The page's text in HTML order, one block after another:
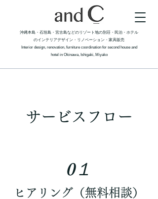
沖縄本島・石垣島・宮古島などのリゾート地の別荘・民泊・ホテル
のインテリアデザイン・リノベーション​​・家具販売
Interior design, renovation, furniture coordination for second house and
hotel in Okinawa, Ishigaki, Miyako
サービスフロー
0１
ヒアリング（無料相談）